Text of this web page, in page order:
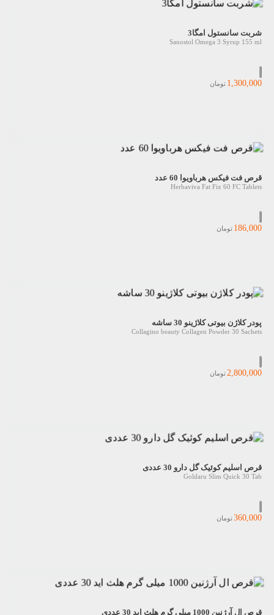
شربت سانستول امگا3
Sanostol Omega 3 Syrup 155 ml
1,300,000 تومان
قرص فت فیکس هرباویوا 60 عدد
Herbaviva Fat Fix 60 FC Tablets
186,000 تومان
پودر کلاژن بیوتی کلاژینو 30 ساشه
Collagino beauty Collagen Powder 30 Sachets
2,800,000تومان
قرص اسلیم کوئیک گل دارو 30 عددی
Goldaru Slim Quick 30 Tab
360,000تومان
قرص ال آرژنین 1000 میلی گرم هلث اید 30 عددی